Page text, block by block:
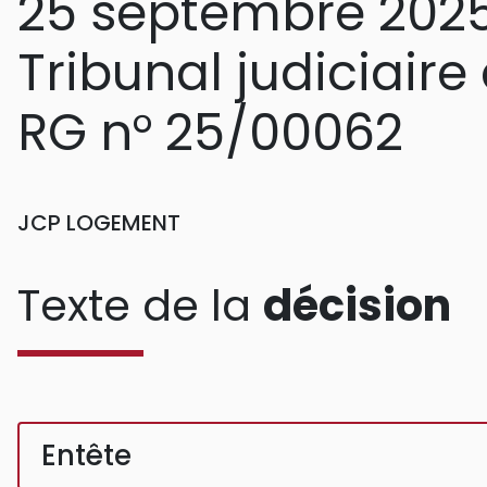
Tribunal judiciaire
RG n° 25/00062
JCP LOGEMENT
Texte de la décision
Entête